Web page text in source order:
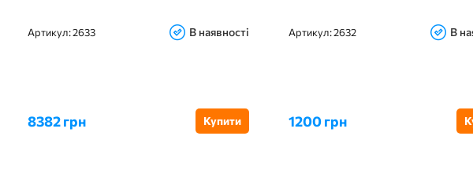
Артикул:2633 В наявності
8382 грн Купити
Артикул:2632 В
1200 грн